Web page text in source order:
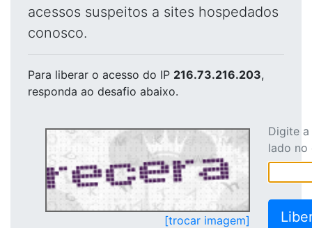
acessos suspeitos a sites hospedados
conosco.
Para liberar o acesso do IP 216.73.216.203,
responda ao desafio abaixo.
[trocar imagem]
Digite
lado no